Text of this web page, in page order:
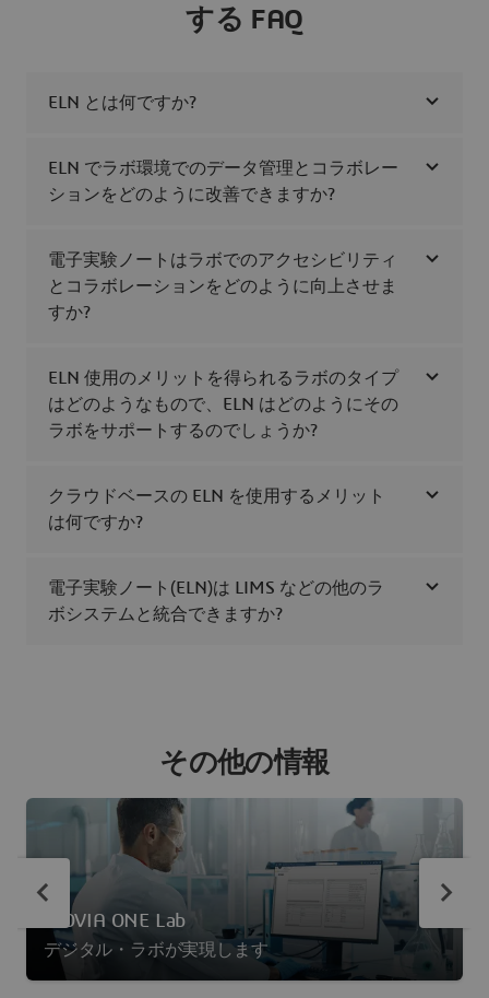
する FAQ
ELN とは何ですか?
ELN でラボ環境でのデータ管理とコラボレー
ションをどのように改善できますか?
電子実験ノートはラボでのアクセシビリティ
とコラボレーションをどのように向上させま
すか?
ELN 使用のメリットを得られるラボのタイプ
はどのようなもので、ELN はどのようにその
ラボをサポートするのでしょうか?
クラウドベースの ELN を使用するメリット
は何ですか?
電子実験ノート(ELN)は LIMS などの他のラ
ボシステムと統合できますか?
その他の情報
BIOVIA ONE Lab
デジタル・ラボが実現します